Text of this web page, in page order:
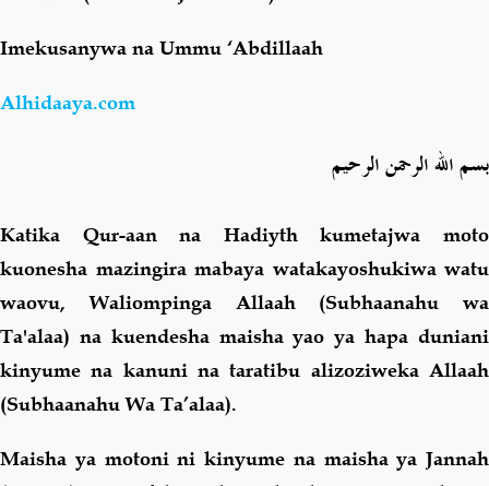
Salaf Wa Ummah Firaq-Makundi
Fiqh-Ibaadah
Kauli Za Salaf
Akhlaaq-Aadaab Raqaaiq
Familia-Jamii Maswali-Majibu
Chemsha Bongo Vitabu
Mapishi
Imekusanywa na Ummu ‘Abdillaah
Alhidaaya.com
بسم الله الرحمن الرحيم
Katika Qur-aan na Hadiyth kumetajwa moto
kuonesha mazingira mabaya watakayoshukiwa watu
waovu, Waliompinga Allaah (Subhaanahu wa
Ta'alaa) na kuendesha maisha yao ya hapa duniani
kinyume na kanuni na taratibu alizoziweka Allaah
(Subhaanahu Wa Ta’alaa).
Maisha ya motoni ni kinyume na maisha ya Jannah